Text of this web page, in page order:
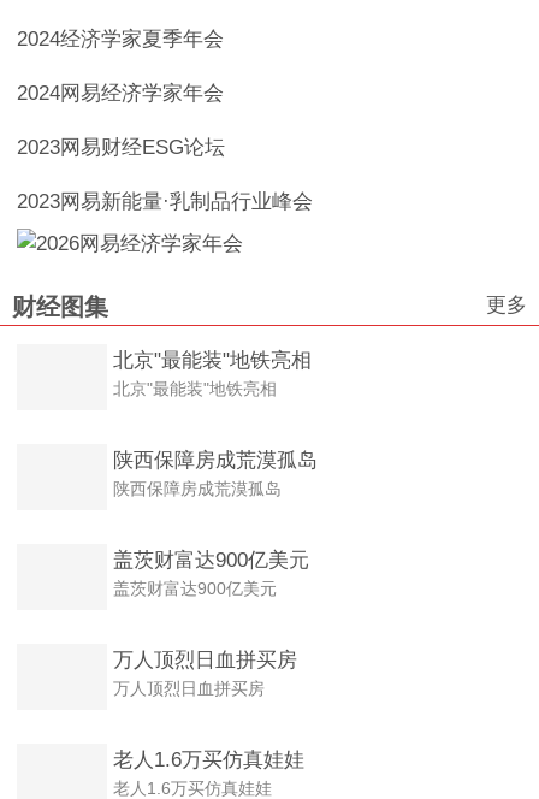
2024经济学家夏季年会
2024网易经济学家年会
2023网易财经ESG论坛
2023网易新能量·乳制品行业峰会
财经图集 更多
北京"最能装"地铁亮相
北京"最能装"地铁亮相
陕西保障房成荒漠孤岛
陕西保障房成荒漠孤岛
盖茨财富达900亿美元
盖茨财富达900亿美元
万人顶烈日血拼买房
万人顶烈日血拼买房
老人1.6万买仿真娃娃
老人1.6万买仿真娃娃